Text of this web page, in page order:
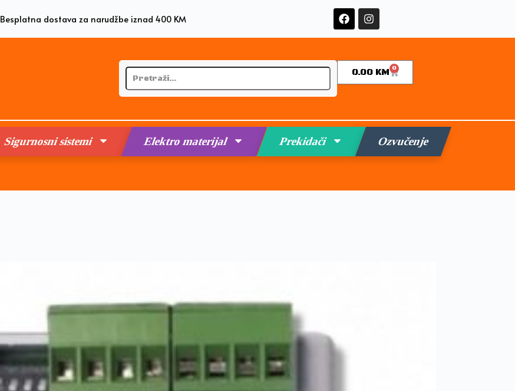
Besplatna dostava za narudžbe iznad 400 KM
0.00 KM 0
Sigurnosni sistemi Elektro materijal Prekidači Ozvučenje